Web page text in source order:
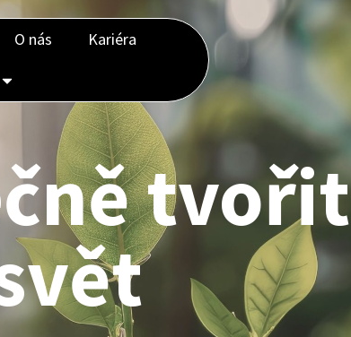
O nás
Kariéra
tvořit